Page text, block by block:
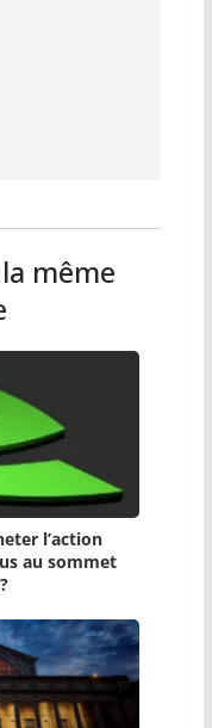
même
l’action
au sommet